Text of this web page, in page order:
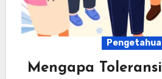
Mengapa